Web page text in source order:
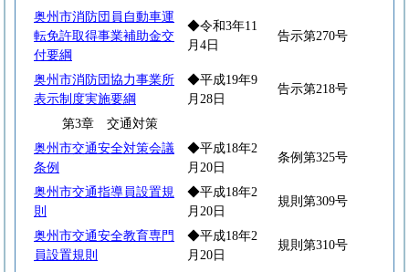
奥州市消防団員自動車運
転免許取得事業補助金交
付要綱
◆令和3年11
月4日
告示第270号
奥州市消防団協力事業所
表示制度実施要綱
◆平成19年9
月28日
告示第218号
第3章 交通対策
奥州市交通安全対策会議
条例
◆平成18年2
月20日
条例第325号
奥州市交通指導員設置規
則
◆平成18年2
月20日
規則第309号
奥州市交通安全教育専門
員設置規則
◆平成18年2
月20日
規則第310号